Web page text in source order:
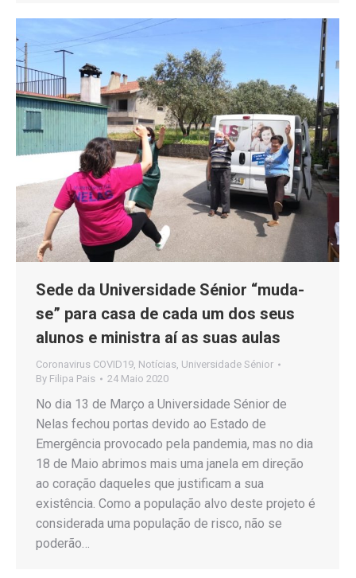
Sede da Universidade Sénior “muda-
se” para casa de cada um dos seus
alunos e ministra aí as suas aulas
Coronavirus COVID19 Notícias Universidade Sénior
By Filipa Pais 24 Maio 2020
No dia 13 de Março a Universidade Sénior de
Nelas fechou portas devido ao Estado de
Emergência provocado pela pandemia, mas no dia
18 de Maio abrimos mais uma janela em direção
ao coração daqueles que justificam a sua
existência. Como a população alvo deste projeto é
considerada uma população de risco, não se
poderão…